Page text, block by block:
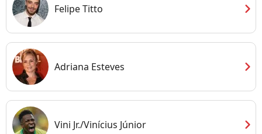
Felipe Titto chevron_right
Adriana Esteves chevron_right
Vini Jr./Vinícius Júnior chevron_right